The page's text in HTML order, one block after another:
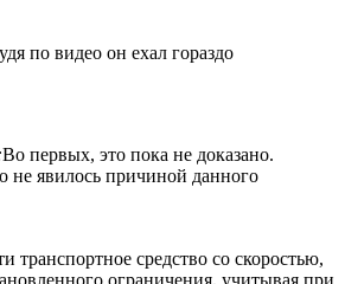
по видео он ехал гораздо
Во первых, это пока не доказано.
не явилось причиной данного
транспортное средство со скоростью,
ограничения, учитывая при